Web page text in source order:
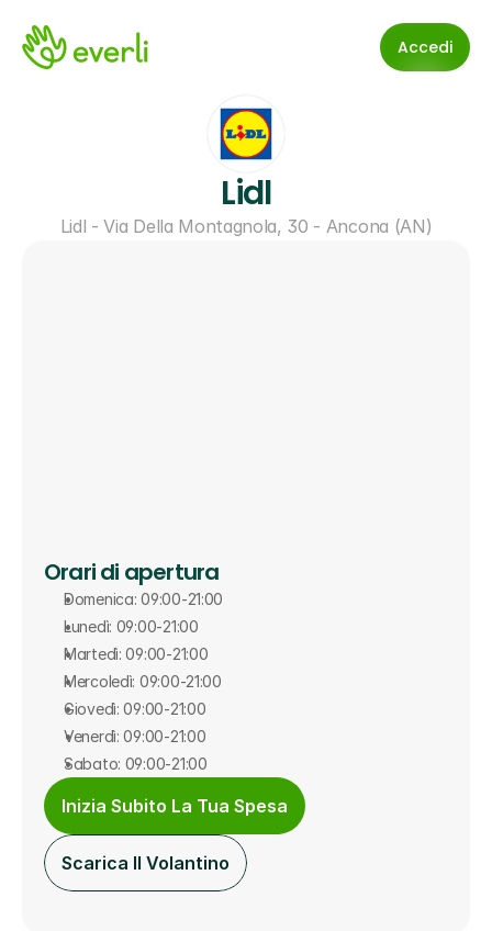
Accedi
Lidl
Lidl - Via Della Montagnola, 30 - Ancona (AN)
Orari di apertura
Domenica: 09:00-21:00
Lunedì: 09:00-21:00
Martedì: 09:00-21:00
Mercoledì: 09:00-21:00
Giovedì: 09:00-21:00
Venerdì: 09:00-21:00
Sabato: 09:00-21:00
Inizia Subito La Tua Spesa
Scarica Il Volantino